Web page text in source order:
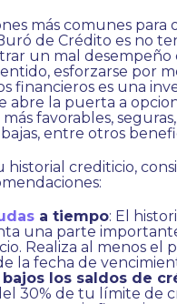
más comunes para
de Crédito es no
un mal desempeño
esforzarse por
financieros es una
abre la puerta a
favorables,
entre otros
historial crediticio,
a tiempo: El
una parte
Realiza al menos el
la fecha de
bajos los saldos de
30% de tu límite de